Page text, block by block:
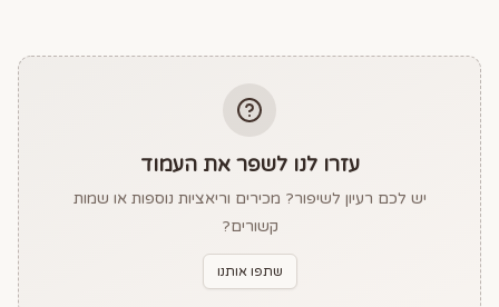
עזרו לנו לשפר את העמוד
יש לכם רעיון לשיפור? מכירים וריאציות נוספות או שמות
קשורים?
שתפו אותנו